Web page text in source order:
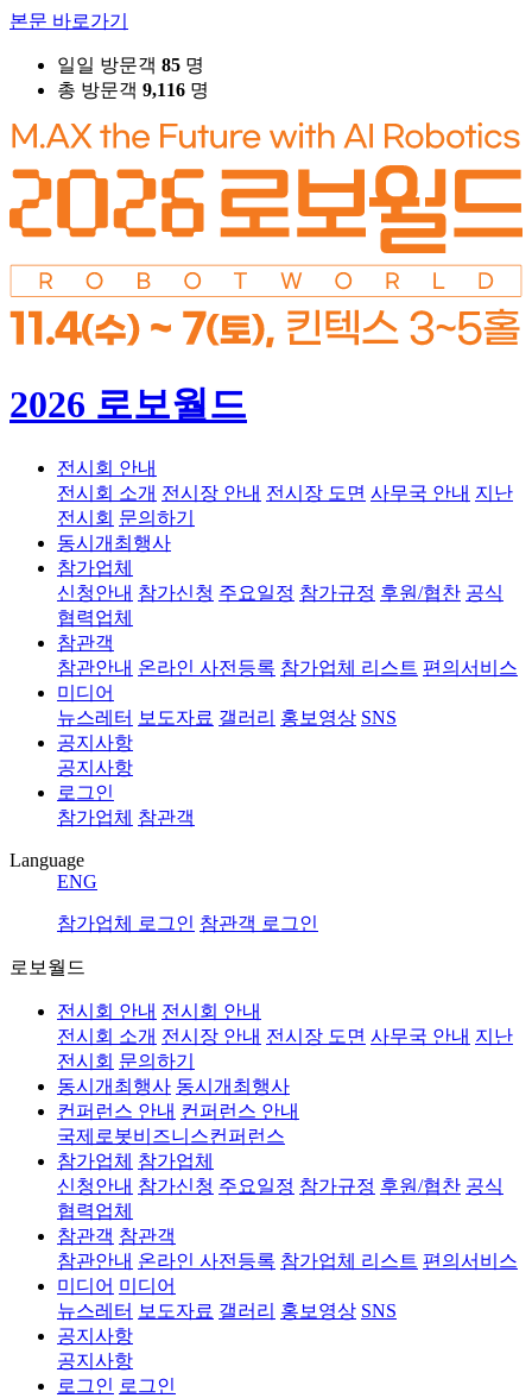
본문 바로가기
일일 방문객 85 명
총 방문객 9,116 명
2026 로보월드
전시회 안내
전시회 소개 전시장 안내 전시장 도면 사무국 안내 지난
전시회 문의하기
동시개최행사
참가업체
신청안내 참가신청 주요일정 참가규정 후원/협찬 공식
협력업체
참관객
참관안내 온라인 사전등록 참가업체 리스트 편의서비스
미디어
뉴스레터 보도자료 갤러리 홍보영상 SNS
공지사항
공지사항
로그인
참가업체 참관객
Language
ENG
참가업체 로그인 참관객 로그인
로보월드
전시회 안내 전시회 안내
전시회 소개 전시장 안내 전시장 도면 사무국 안내 지난
전시회 문의하기
동시개최행사 동시개최행사
컨퍼런스 안내 컨퍼런스 안내
국제로봇비즈니스컨퍼런스
참가업체 참가업체
신청안내 참가신청 주요일정 참가규정 후원/협찬 공식
협력업체
참관객 참관객
참관안내 온라인 사전등록 참가업체 리스트 편의서비스
미디어 미디어
뉴스레터 보도자료 갤러리 홍보영상 SNS
공지사항
공지사항
로그인 로그인